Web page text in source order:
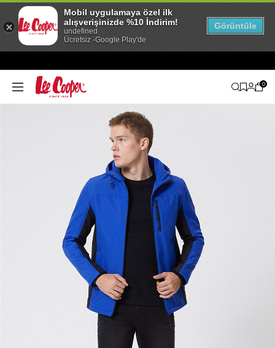
0
Mobil uygulamaya özel ilk
alışverişinizde %10 İndirim!
undefined
Ücretsiz -Google Play'de
Görüntüle